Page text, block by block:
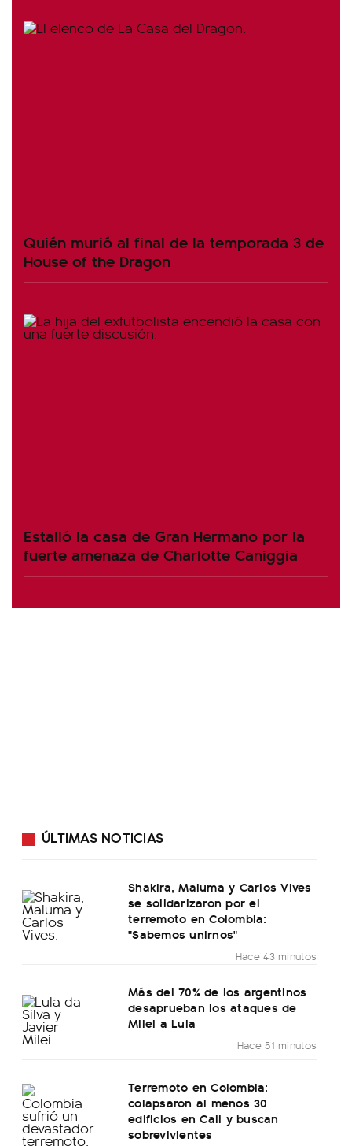
Quién murió al final de la temporada 3 de
House of the Dragon
Estalló la casa de Gran Hermano por la
fuerte amenaza de Charlotte Caniggia
ÚLTIMAS NOTICIAS
Shakira, Maluma y Carlos Vives
se solidarizaron por el
terremoto en Colombia:
"Sabemos unirnos"
Hace 43 minutos
Más del 70% de los argentinos
desaprueban los ataques de
Milei a Lula
Hace 51 minutos
Terremoto en Colombia:
colapsaron al menos 30
edificios en Cali y buscan
sobrevivientes